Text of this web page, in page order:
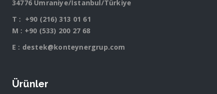
34776 Ümraniye/İstanbul/Türkiye
T : +90 (216) 313 01 61
M : +90 (533) 200 27 68
E : destek@konteynergrup.com
Ürünler